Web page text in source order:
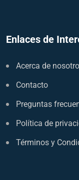
Enlaces de
Acerca de
Contacto
Preguntas
Política de
Términos y